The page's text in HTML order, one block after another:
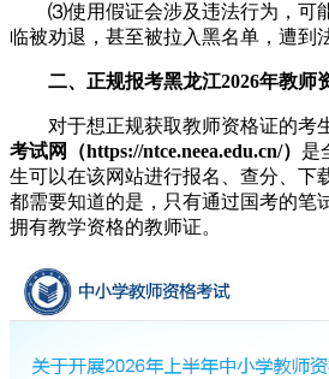
⑶使用假证会涉及违法行为，可
临被劝退，甚至被拉入黑名单，遭到
二、正规报考黑龙江2026年教师
对于想正规获取教师资格证的考
考试网（https://ntce.neea.edu.cn/） 是
生可以在该网站进行报名、查分、下
都需要知道的是，只有通过国考的笔
拥有教学资格的教师证。